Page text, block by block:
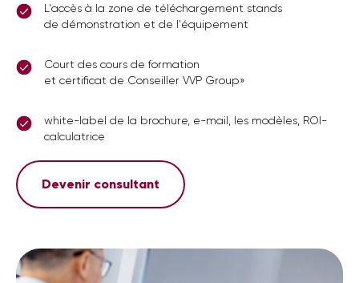
L'accès à la zone de téléchargement stands
de démonstration et de l'équipement
Court des cours de formation
et certificat de Conseiller VVP Group»
white-label de la brochure, e-mail, les modèles, ROI-
calculatrice
Devenir consultant